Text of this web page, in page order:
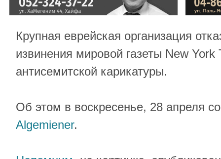
Крупная еврейская организация
извинения мировой газеты New
антисемитской карикатуры.
Об этом в воскресенье, 28 апреля
Algemiener.